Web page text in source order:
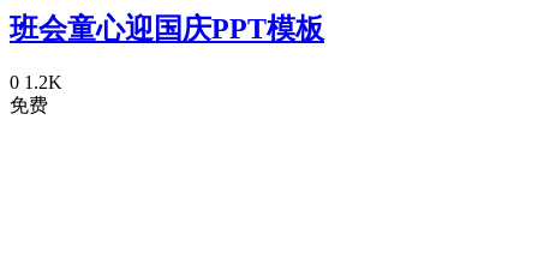
班会童心迎国庆PPT模板
0 1.2K
免费